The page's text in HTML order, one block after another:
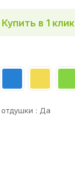
Купить в 1 клик
: Да